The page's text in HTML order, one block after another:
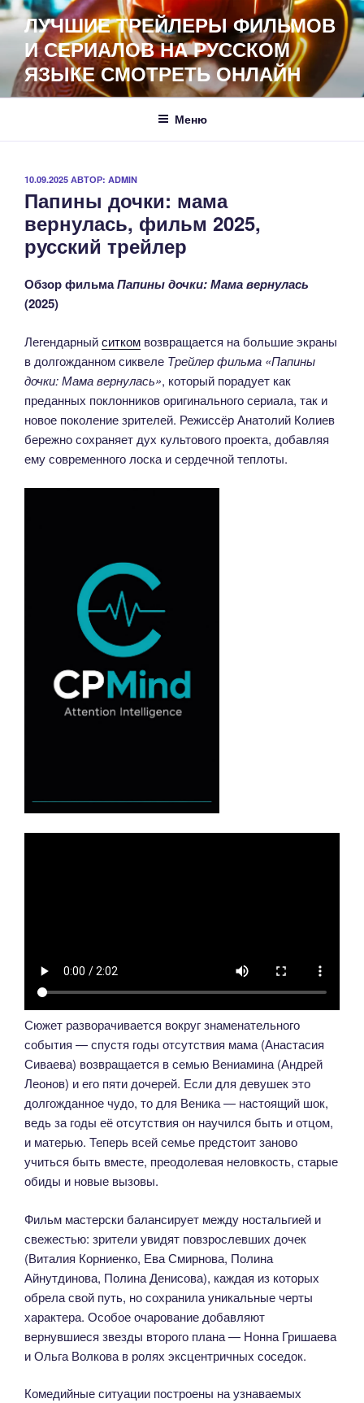
Перейти
к
содержимому
ЛУЧШИЕ ТРЕЙЛЕРЫ ФИЛЬМОВ
И СЕРИАЛОВ НА РУССКОМ
ЯЗЫКЕ СМОТРЕТЬ ОНЛАЙН
Меню
ОПУБЛИКОВАНО
10.09.2025 АВТОР: ADMIN
Папины дочки: мама
вернулась, фильм 2025,
русский трейлер
Обзор фильмаПапины дочки: Мама вернулась
(2025)
Легендарныйситком возвращается на большие экраны
в долгожданном сиквеле Трейлер фильма «Папины
дочки: Мама вернулась», который порадует как
преданных поклонников оригинального сериала, так и
новое поколение зрителей. Режиссёр Анатолий Колиев
бережно сохраняет дух культового проекта, добавляя
ему современного лоска и сердечной теплоты.
Сюжет разворачивается вокруг знаменательного
события — спустя годы отсутствия мама (Анастасия
Сиваева) возвращается в семью Вениамина (Андрей
Леонов) и его пяти дочерей. Если для девушек это
долгожданное чудо, то для Веника — настоящий шок,
ведь за годы её отсутствия он научился быть и отцом,
и матерью. Теперь всей семье предстоит заново
учиться быть вместе, преодолевая неловкость, старые
обиды и новые вызовы.
Фильм мастерски балансирует между ностальгией и
свежестью: зрители увидят повзрослевших дочек
(Виталия Корниенко, Ева Смирнова, Полина
Айнутдинова, Полина Денисова), каждая из которых
обрела свой путь, но сохранила уникальные черты
характера. Особое очарование добавляют
вернувшиеся звезды второго плана — Нонна Гришаева
и Ольга Волкова в ролях эксцентричных соседок.
Комедийные ситуации построены на узнаваемых